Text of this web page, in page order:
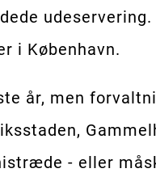
i København.
år, men
- eller